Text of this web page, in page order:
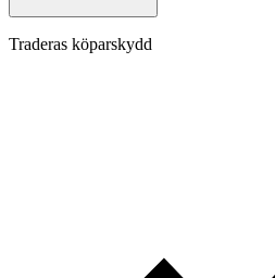
Traderas köparskydd